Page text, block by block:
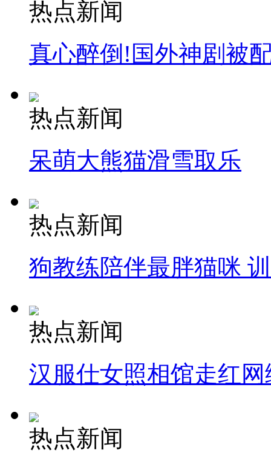
热点新闻
真心醉倒!国外神剧被
热点新闻
呆萌大熊猫滑雪取乐
热点新闻
狗教练陪伴最胖猫咪
热点新闻
汉服仕女照相馆走红网
热点新闻